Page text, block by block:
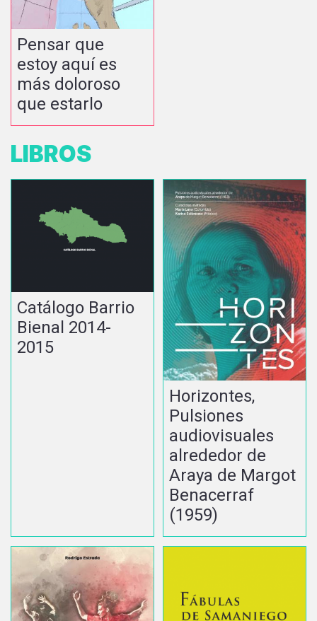
Pensar que
estoy aquí es
más doloroso
que estarlo
LIBROS
Catálogo Barrio
Bienal 2014-
2015
Horizontes,
Pulsiones
audiovisuales
alrededor de
Araya de Margot
Benacerraf
(1959)